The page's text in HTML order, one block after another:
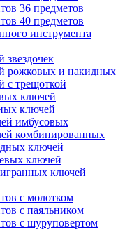
36 предметов
40 предметов
инструмента
звездочек
рожковых и накидных
с трещоткой
ключей
ключей
имбусовых
комбинированных
ключей
ключей
ключей
с молотком
с паяльником
с шуруповертом